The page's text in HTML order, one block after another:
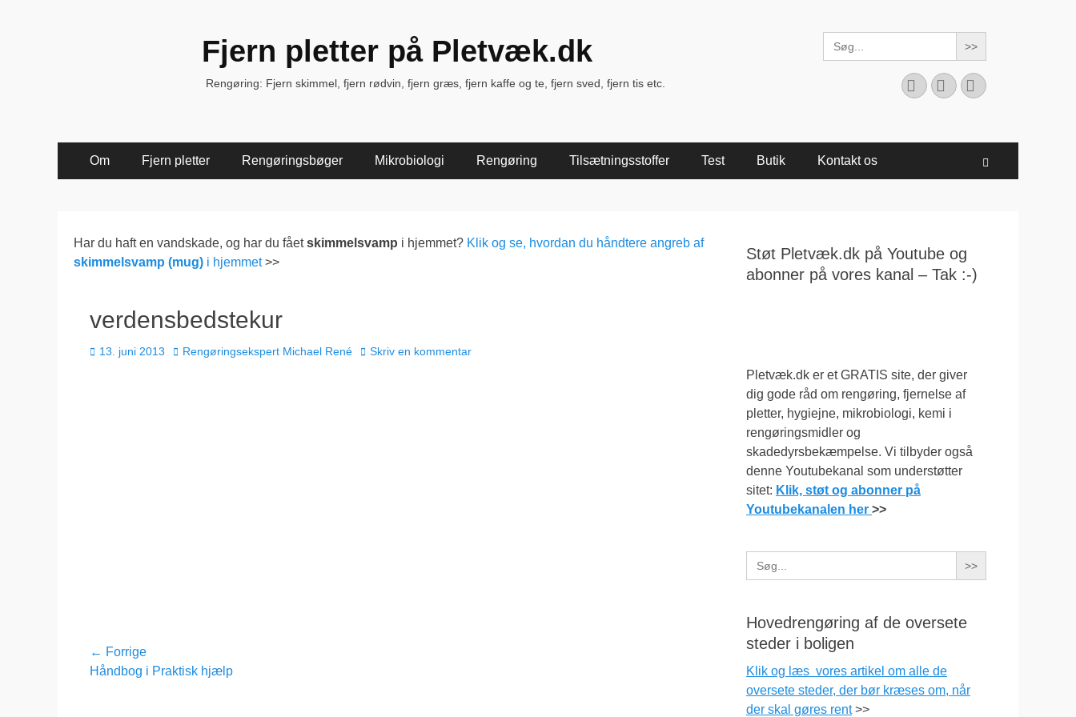
Fjern pletter på Pletvæk.dk
Rengøring: Fjern skimmel, fjern rødvin, fjern græs, fjern kaffe og te, fjern sved, fjern tis etc.
Search
for:
Facebook
YouTubeInstagram
Primær
Menu
Om Fjern pletter Rengøringsbøger Mikrobiologi Rengøring Tilsætningsstoffer Test Butik Kontakt os
Har du haft en vandskade, og har du fåetskimmelsvamp i hjemmet? Klik og se, hvordan du håndtere angreb af
skimmelsvamp (mug) i hjemmet>>
verdensbedstekur
Udgivet
13. juni 2013 Forfatter
Rengøringsekspert Michael René Skriv en kommentar
Indlægsnavigation
← Forrige
Forrige
Håndbog i Praktisk hjælp
Støt Pletvæk.dk på Youtube og
abonner på vores kanal – Tak :-)
Pletvæk.dk er et GRATIS site, der giver
dig gode råd om rengøring, fjernelse af
pletter, hygiejne, mikrobiologi, kemi i
rengøringsmidler og
skadedyrsbekæmpelse. Vi tilbyder også
denne Youtubekanal som understøtter
sitet: Klik, støt og abonner på
Youtubekanalen her >>
Search
for:
Hovedrengøring af de oversete
steder i boligen
Klik og læs vores artikel om alle de
oversete steder, der bør kræses om, når
der skal gøres rent>>